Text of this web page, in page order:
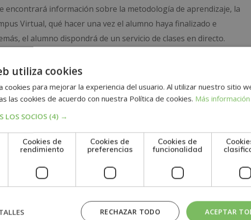
encontrará información sobre la metodología de aprendizaje, la
Virtual, qué hacer una vez el alumno haya finalizado e
el alumno dispondrá de un servicio de clases en directo.
de evaluación, el alumno recibirá un diploma que certifica
la ESCUELA MARE NOSTRUM, avalada por nuestra condición de
de negocios. Además, el alumno recibirá el Certificado
Universitaria DQ vinculada con la UAIII y la Universidad
(ECTS) sobre la carga horaria de tu formación.
utiliza cookies
cookies para mejorar la experiencia del usuario. Al utilizar nuestro sitio
las cookies de acuerdo con nuestra Política de cookies. Más información
LOS SOCIOS (4) →
Cookies de
rendimiento
Cookies de
preferencias
Cookies de
funcionalidad
ACEPTAR
RECHAZAR TODO